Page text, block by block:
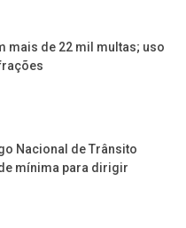
mais de 22 mil multas; uso
Nacional de Trânsito
mínima para dirigir